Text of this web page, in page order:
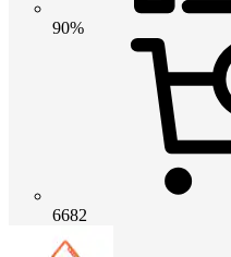
90%
6682